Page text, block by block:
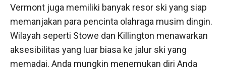
Vermont juga memiliki banyak resor ski yang siap
memanjakan para pencinta olahraga musim dingin.
Wilayah seperti Stowe dan Killington menawarkan
aksesibilitas yang luar biasa ke jalur ski yang
memadai. Anda mungkin menemukan diri Anda